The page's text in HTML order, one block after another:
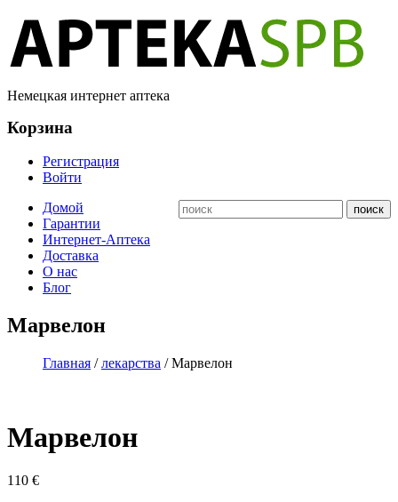
Немецкая интернет аптека
Корзина
Регистрация
Войти
Домой
Гарантии
Интернет-Аптека
Доставка
О нас
Блог
Марвелон
Главная /лекарства / Марвелон
Марвелон
110 €